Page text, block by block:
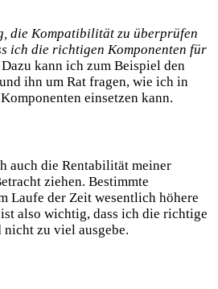
die Kompatibilität zu überprüfen
ich die richtigen Komponenten für
Dazu kann ich zum Beispiel den
ihn um Rat fragen, wie ich in
einsetzen kann.
auch die Rentabilität meiner
ziehen. Bestimmte
Laufe der Zeit wesentlich höhere
also wichtig, dass ich die richtige
zu viel ausgebe.